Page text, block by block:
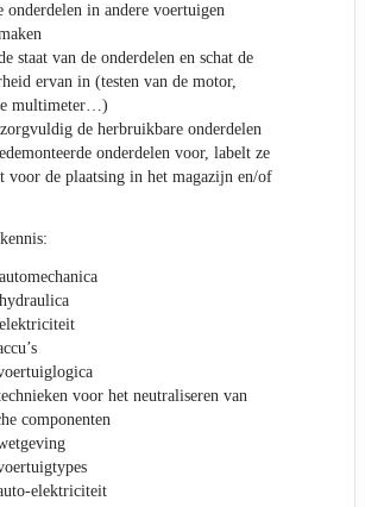
onderdelen in andere voertuigen
staat van de onderdelen en schat de
ervan in (testen van de motor,
multimeter…)
de herbruikbare onderdelen
onderdelen voor, labelt ze
voor de plaatsing in het magazijn en/of
voor het neutraliseren van
componenten
elektriciteit